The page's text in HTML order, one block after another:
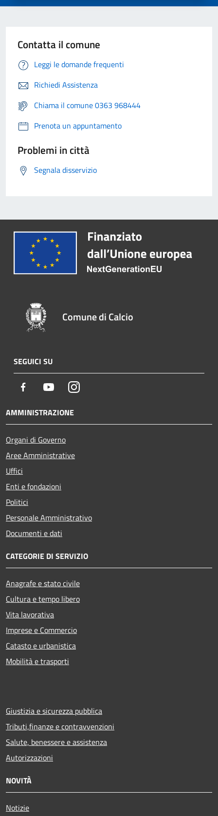
Contatta il comune
Leggi le domande frequenti
Richiedi Assistenza
Chiama il comune 0363 968444
Prenota un appuntamento
Problemi in città
Segnala disservizio
Comune di Calcio
SEGUICI SU
Facebook YoutubeInstagram
AMMINISTRAZIONE
Organi di Governo
Aree Amministrative
Uffici
Enti e fondazioni
Politici
Personale Amministrativo
Documenti e dati
CATEGORIE DI SERVIZIO
Anagrafe e stato civile
Cultura e tempo libero
Vita lavorativa
Imprese e Commercio
Catasto e urbanistica
Mobilità e trasporti
Giustizia e sicurezza pubblica
Tributi,finanze e contravvenzioni
Salute, benessere e assistenza
Autorizzazioni
NOVITÀ
Notizie